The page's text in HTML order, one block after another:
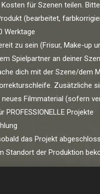
für Szenen teilen.
(bearbeitet,
Werktage
zu sein (Frisur, Make-up
Spielpartner an deiner
dich mit der Szene/dem
Zusätzliche
Filmmaterial (sofern
Projekte
das Projekt
Standort der Produktion